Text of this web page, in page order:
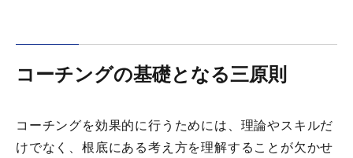
コーチングの基礎となる三原則
コーチングを効果的に行うためには、理論やスキルだ
けでなく、根底にある考え方を理解することが欠かせ